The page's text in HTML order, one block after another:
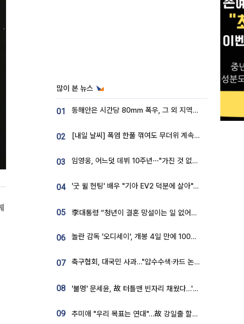
많이 본 뉴스
01 동해안은 시간당 80㎜ 폭우, 그 외 지역은 폭염…‘극과 극 날씨’
02 [내일 날씨] 폭염 한풀 꺾여도 무더위 계속⋯동해안 이틀 연속 비
03 임영웅, 어느덧 데뷔 10주년⋯"가진 것 없던 시절, 내 앞엔 20명의 팬뿐"
04 '굿 윌 헌팅' 배우 "기아 EV2 덕분에 살아"…교통사고 후 안전성 극찬
05 李대통령 “청년이 결혼 망설이는 일 없어야...제도상 불이익 조사”
06 놀란 감독 '오디세이', 개봉 4일 만에 100만 돌파⋯'왕사남' 보다 빠르다
07 축구협회, 대국민 사과…"압수수색·카드 논란 사죄, 강도 높은 쇄신"
08 '불명' 문세윤, 故 터틀맨 빈자리 채웠다…'거북이' 눈물의 최종 우승
09 추미애 "우리 목표는 연대"…故 강일출 할머니 흉상 제막